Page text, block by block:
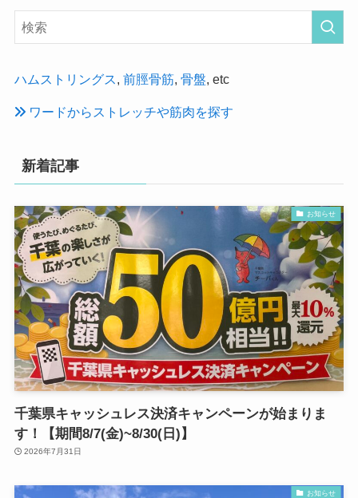
ハムストリングス, 前脛骨筋, 骨盤, etc
ワードからストレッチや筋肉を探す
新着記事
お知らせ
千葉県キャッシュレス決済キャンペーンが始まりま
す！【期間8/7(金)~8/30(日)】
2026年7月31日
お知らせ